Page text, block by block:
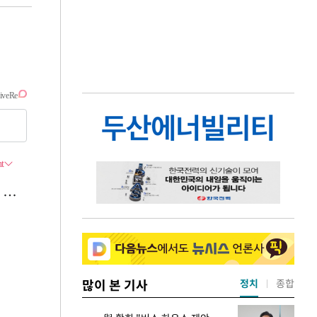
많이 본 기사 정치 종합